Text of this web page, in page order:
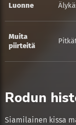
Luonne
Muita
piirteitä
Rodun
Siamilainen kissa